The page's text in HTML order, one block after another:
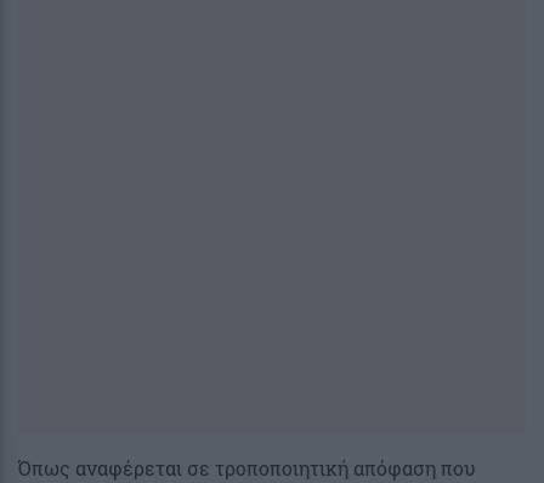
Όπως αναφέρεται σε τροποποιητική απόφαση που